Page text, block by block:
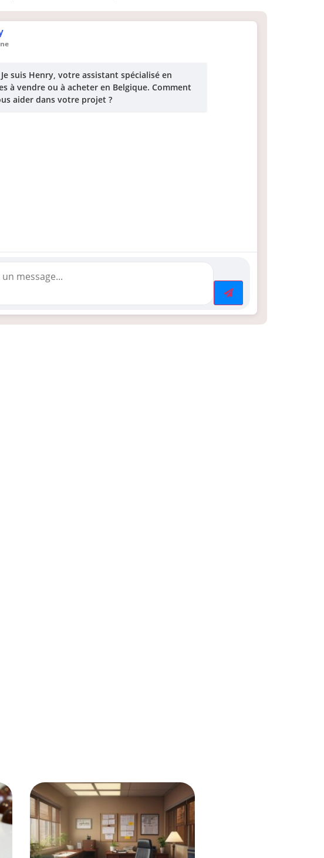
suis Henry, votre assistant spécialisé en
à vendre ou à acheter en Belgique. Comment
aider dans votre projet ?